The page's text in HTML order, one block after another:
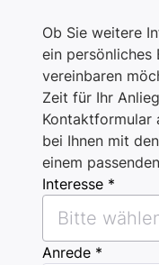
Ob Sie weitere
ein persönliches
vereinbaren
Zeit für Ihr
Kontaktformular
bei Ihnen mit
einem
Interesse *
Bitte
Anrede *